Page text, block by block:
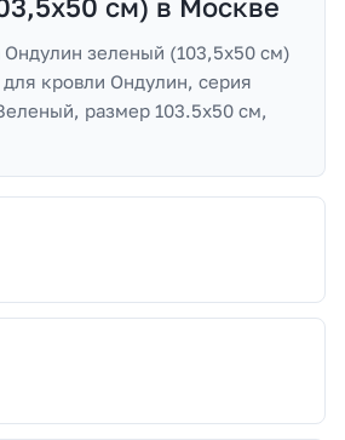
зеленый (103,5х50 см)
кровли Ондулин, серия
размер 103.5x50 см,